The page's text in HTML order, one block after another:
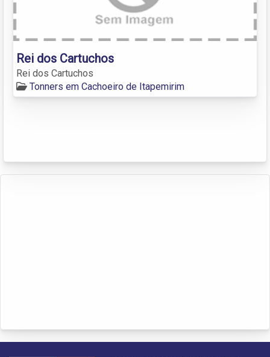
Rei dos Cartuchos
Rei dos Cartuchos
Tonners em Cachoeiro de Itapemirim